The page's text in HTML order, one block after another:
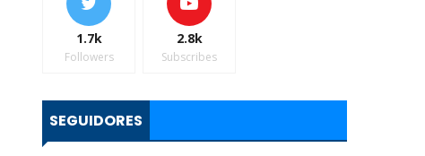
1.7k
Followers
2.8k
Subscribes
SEGUIDORES